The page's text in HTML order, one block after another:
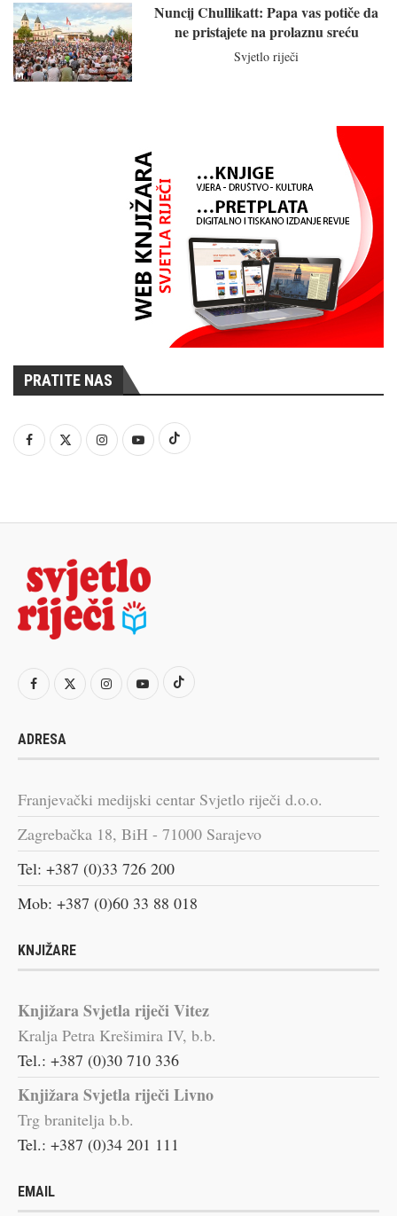
Nuncij Chullikatt: Papa vas potiče da
ne pristajete na prolaznu sreću
Svjetlo riječi
PRATITE NAS
ADRESA
Franjevački medijski centar Svjetlo riječi d.o.o.
Zagrebačka 18, BiH - 71000 Sarajevo
Tel: +387 (0)33 726 200
Mob: +387 (0)60 33 88 018
KNJIŽARE
Knjižara Svjetla riječi Vitez
Kralja Petra Krešimira IV, b.b.
Tel.: +387 (0)30 710 336
Knjižara Svjetla riječi Livno
Trg branitelja b.b.
Tel.: +387 (0)34 201 111
EMAIL